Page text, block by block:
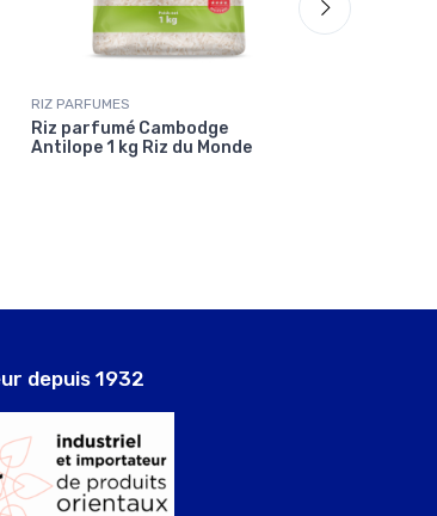
RIZ PARFUMES
Riz parfumé Cambodge
Antilope 1 kg Riz du Monde
depuis 1932